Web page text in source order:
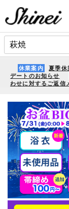
休業案内 夏季
デートのお知らせ
わせに対するご返信